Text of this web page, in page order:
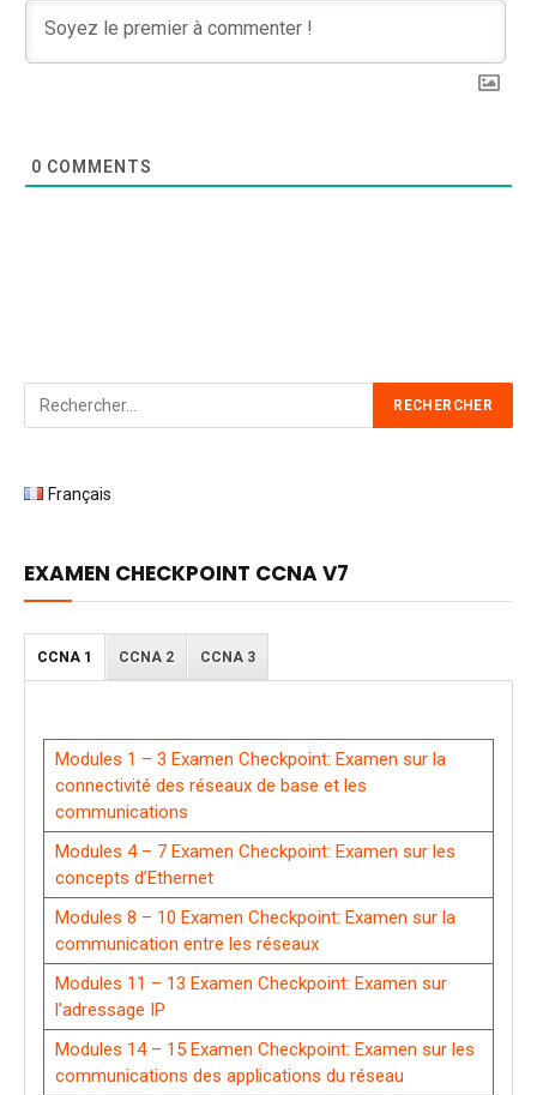
0 COMMENTS
Français
EXAMEN CHECKPOINT CCNA V7
CCNA 1 CCNA 2 CCNA 3
Modules 1 – 3 Examen Checkpoint: Examen sur la
connectivité des réseaux de base et les
communications
Modules 4 – 7 Examen Checkpoint: Examen sur les
concepts d’Ethernet
Modules 8 – 10 Examen Checkpoint: Examen sur la
communication entre les réseaux
Modules 11 – 13 Examen Checkpoint: Examen sur
l’adressage IP
Modules 14 – 15 Examen Checkpoint: Examen sur les
communications des applications du réseau